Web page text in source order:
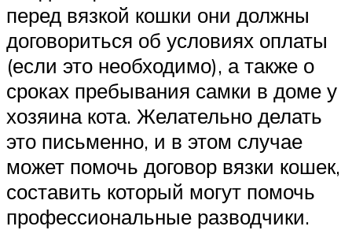
перед вязкой кошки они должны
договориться об условиях оплаты
(если это необходимо), а также о
сроках пребывания самки в доме у
хозяина кота. Желательно делать
это письменно, и в этом случае
может помочь договор вязки кошек,
составить который могут помочь
профессиональные разводчики.